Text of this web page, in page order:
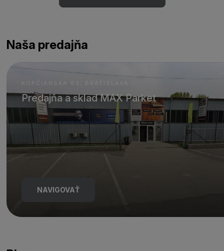
Naša predajňa
KOPČIANSKA 63, BRATISLAVA
Predajňa a sklad MAX Parket
NAVIGOVAŤ